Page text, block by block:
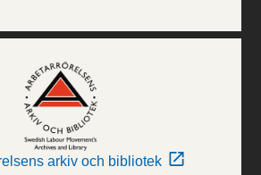
arkiv och bibliotek